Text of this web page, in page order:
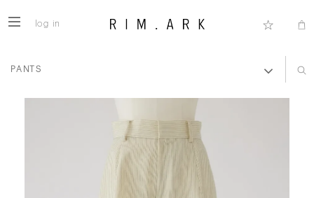
log in
PANTS